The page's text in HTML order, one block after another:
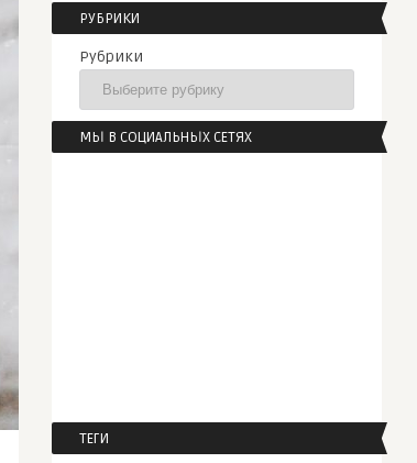
РУБРИКИ
Рубрики
МЫ В СОЦИАЛЬНЫХ СЕТЯХ
ТЕГИ